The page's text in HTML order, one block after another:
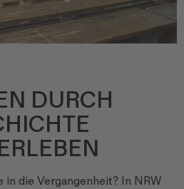
DURCH
in die Vergangenheit? In NRW